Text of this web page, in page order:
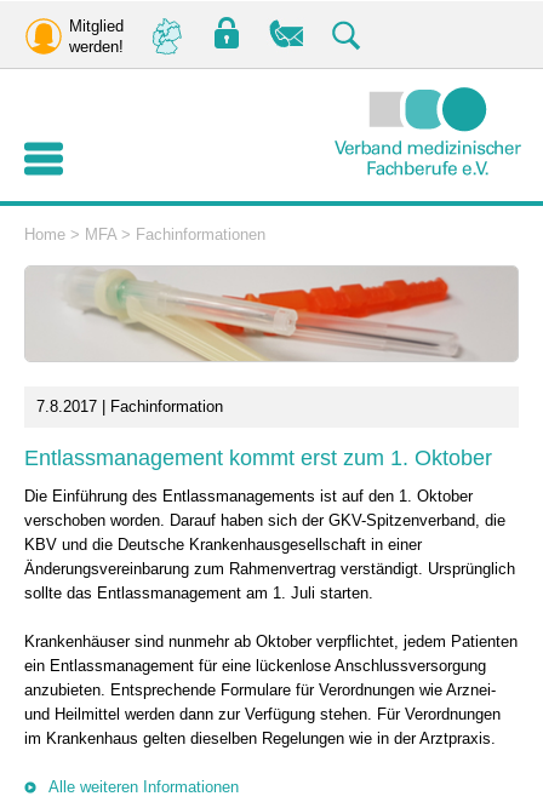
Mitglied
werden!
Home > MFA> Fachinformationen
7.8.2017 | Fachinformation
Entlassmanagement kommt erst zum 1. Oktober
Die Einführung des Entlassmanagements ist auf den 1. Oktober
verschoben worden. Darauf haben sich der GKV-Spitzenverband, die
KBV und die Deutsche Krankenhausgesellschaft in einer
Änderungsvereinbarung zum Rahmenvertrag verständigt. Ursprünglich
sollte das Entlassmanagement am 1. Juli starten.
Krankenhäuser sind nunmehr ab Oktober verpflichtet, jedem Patienten
ein Entlassmanagement für eine lückenlose Anschlussversorgung
anzubieten. Entsprechende Formulare für Verordnungen wie Arznei-
und Heilmittel werden dann zur Verfügung stehen. Für Verordnungen
im Krankenhaus gelten dieselben Regelungen wie in der Arztpraxis.
Alle weiteren Informationen